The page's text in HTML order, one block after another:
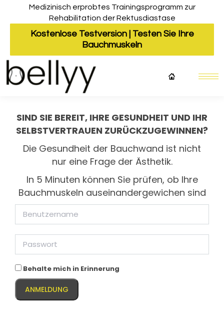
Medizinisch erprobtes Trainingsprogramm zur
Rehabilitation der Rektusdiastase
Kostenlose Testversion | Testen Sie Ihre
Bauchmuskeln
SIND SIE BEREIT, IHRE GESUNDHEIT UND IHR
SELBSTVERTRAUEN ZURÜCKZUGEWINNEN?
Die Gesundheit der Bauchwand ist nicht
nur eine Frage der Ästhetik.
In 5 Minuten können Sie prüfen, ob Ihre
Bauchmuskeln auseinandergewichen sind
Benutzername
Passwort
Behalte mich in Erinnerung